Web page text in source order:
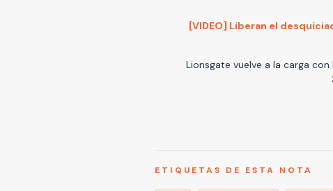
[VIDEO] Liberan el
Lionsgate vuelve a la carga
ETIQUETAS DE ESTA NOTA